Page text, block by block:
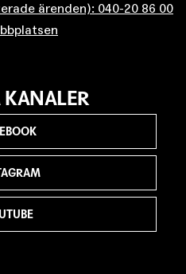
ärenden): 040-20 86 00